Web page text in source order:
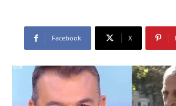
Facebook X